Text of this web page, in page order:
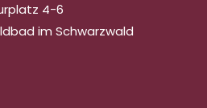
4-6
im Schwarzwald